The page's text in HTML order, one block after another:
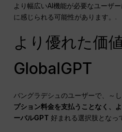
より幅広いAI機能が必要なユーザ
に感じられる可能性があります。.
より優れた価
GlobalGPT
バングラデシュのユーザーで、～
プション料金を支払うことなく、
ーバルGPT 好まれる選択肢となっ